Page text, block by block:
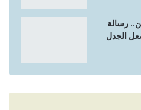
رسالة
الجدل